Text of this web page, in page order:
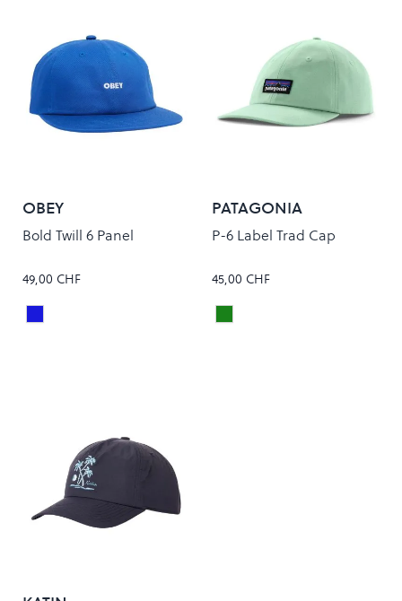
OBEY
Bold Twill 6 Panel
49,00 CHF
Colour
SURF BLUE
PATAGONIA
P-6 Label Trad Cap
45,00 CHF
Colour
RINSED GREEN